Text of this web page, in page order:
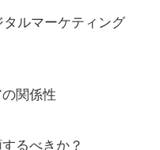
ルマーケティング
関係性
るべきか？